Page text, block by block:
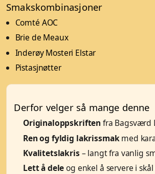
Smakskombinasjoner
Comté AOC
Brie de Meaux
Inderøy Mosteri Elstar
Pistasjnøtter
Derfor velger så mange denne
Originaloppskriften fra Bagsværd
Ren og fyldig lakrissmakmed
Kvalitetslakris – langt fra vanlig
Lett å deleog enkel å servere i